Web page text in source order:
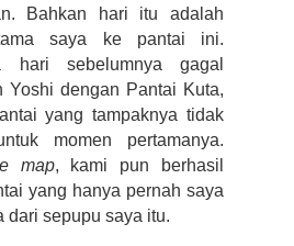
Bahkan hari itu adalah
saya ke pantai ini.
hari sebelumnya gagal
Yoshi dengan Pantai Kuta,
yang tampaknya tidak
momen pertamanya.
map, kami pun berhasil
yang hanya pernah saya
dari sepupu saya itu.